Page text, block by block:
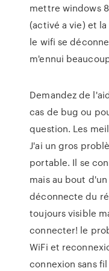
mettre windows
(activé a vie) et
le wifi se
m'ennui
Demandez de
cas de bug ou
question. Les
J'ai un gros
portable. Il se
mais au bout
déconnecte du
toujours visible
connecter! le
WiFi et
connexion sans